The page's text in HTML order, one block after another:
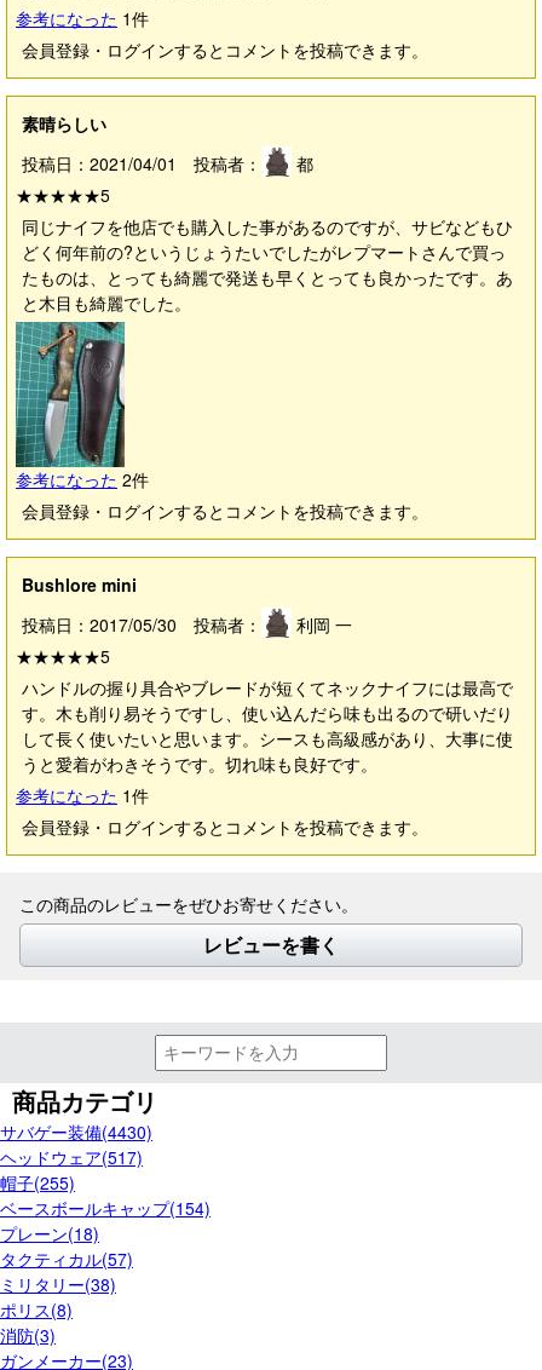
参考になった 1件
会員登録・ログインするとコメントを投稿できます。
素晴らしい
投稿日：2021/04/01 投稿者：
都
★★★★★5
同じナイフを他店でも購入した事があるのですが、サビなどもひ
どく何年前の?というじょうたいでしたがレプマートさんで買っ
たものは、とっても綺麗で発送も早くとっても良かったです。あ
と木目も綺麗でした。
参考になった 2件
会員登録・ログインするとコメントを投稿できます。
Bushlore mini
投稿日：2017/05/30 投稿者：
利岡 一
★★★★★5
ハンドルの握り具合やブレードが短くてネックナイフには最高で
す。木も削り易そうですし、使い込んだら味も出るので研いだり
して長く使いたいと思います。シースも高級感があり、大事に使
うと愛着がわきそうです。切れ味も良好です。
参考になった 1件
会員登録・ログインするとコメントを投稿できます。
この商品のレビューをぜひお寄せください。
レビューを書く
商品カテゴリ
サバゲー装備(4430)
ヘッドウェア(517)
帽子(255)
ベースボールキャップ(154)
プレーン(18)
タクティカル(57)
ミリタリー(38)
ポリス(8)
消防(3)
ガンメーカー(23)